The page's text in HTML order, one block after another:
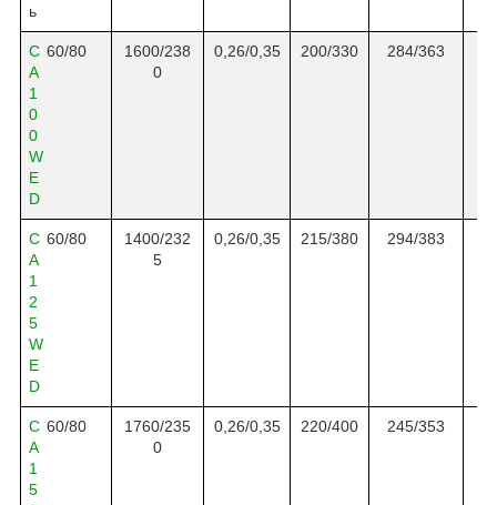
ь
C
A
1
0
0
W
E
D
60/80 1600/238
0
0, 26/0,35 200/330 284/363
C
A
1
2
5
W
E
D
60/80 1400/232
5
0, 26/0, 35 215/380 294/383
C
A
1
5
60/80 1760/235
0
0, 26/0, 35 220/400 245/353